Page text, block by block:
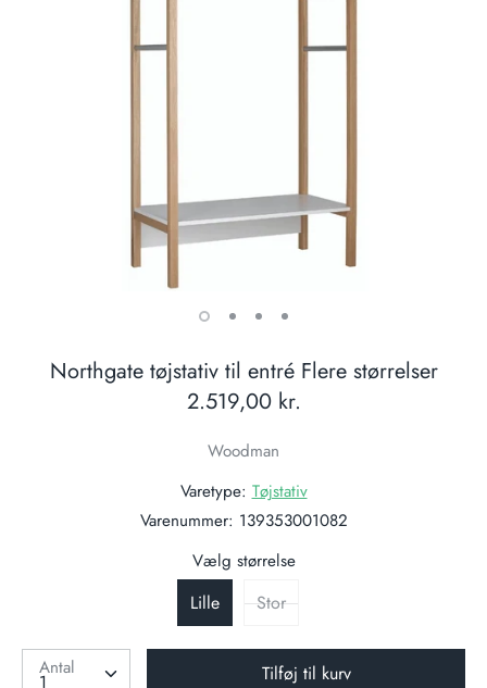
Northgate tøjstativ til entré Flere størrelser
2.519,00 kr.
Woodman
Varetype: Tøjstativ
Varenummer: 139353001082
Vælg størrelse
Lille Stor
Antal Tilføj til kurv